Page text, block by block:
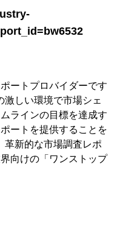
ートプロバイダーです
激しい環境で市場シェ
ラインの目標を達成す
ートを提供することを
革新的な市場調査レポ
向けの「ワンストップ